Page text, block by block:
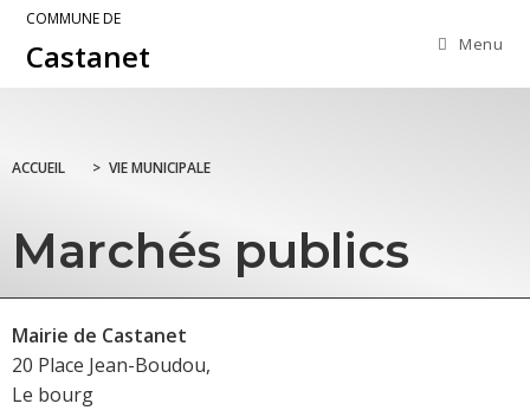
COMMUNE DE
Castanet Menu
ACCUEIL > VIE MUNICIPALE
Marchés publics
Mairie de Castanet
20 Place Jean-Boudou,
Le bourg